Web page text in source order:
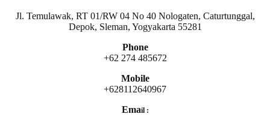
Jl. Temulawak, RT 01/RW 04 No 40 Nologaten, Caturtunggal,
Depok, Sleman, Yogyakarta 55281
Phone
+62 274 485672
Mobile
+628112640967
Email :